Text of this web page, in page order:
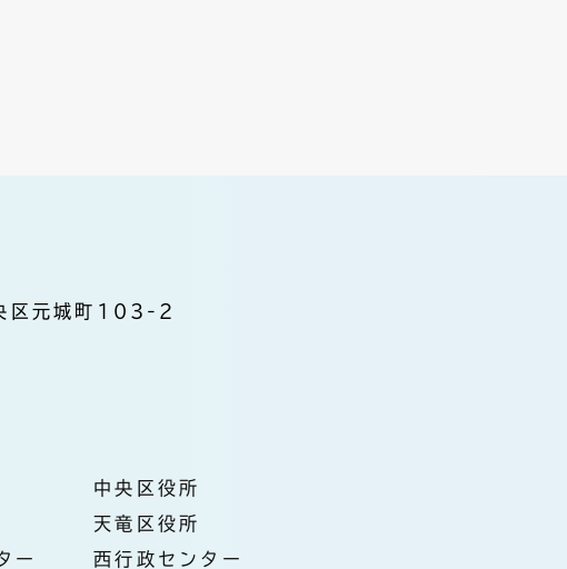
元城町103-2
中央区役所
天竜区役所
ー
西行政センター